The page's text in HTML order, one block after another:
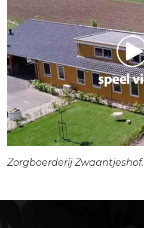
Zorgboerderij Zwaantjeshof.